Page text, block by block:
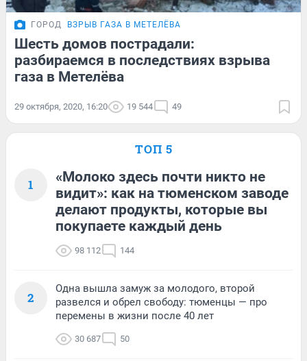
ГОРОД ВЗРЫВ ГАЗА В МЕТЕЛЁВА
Шесть домов пострадали:
разбираемся в последствиях взрыва
газа в Метелёва
29 октября, 2020, 16:20 19 544 49
ТОП 5
1
«Молоко здесь почти никто не
видит»: как на тюменском заводе
делают продукты, которые вы
покупаете каждый день
98 112 144
2
Одна вышла замуж за молодого, второй
развелся и обрел свободу: тюменцы — про
перемены в жизни после 40 лет
30 687 50